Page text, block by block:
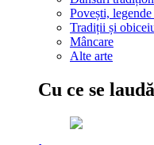
Povești,
Tradiții și
Mâncare
Alte arte
Cu ce se